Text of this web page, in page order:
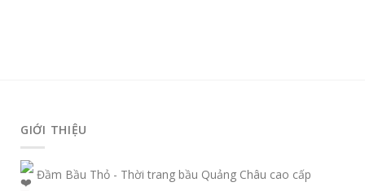
GIỚI THIỆU
Đầm Bầu Thỏ - Thời trang bầu Quảng Châu cao cấp